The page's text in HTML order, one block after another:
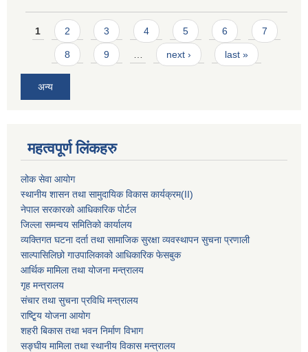
Pages
1 2 3 4 5 6 7
8 9 … next › last »
अन्य
महत्वपूर्ण लिंकहरु
लोक सेवा आयोग
स्थानीय शासन तथा सामुदायिक विकास कार्यक्रम(II)
नेपाल सरकारको आधिकारिक पोर्टल
जिल्ला समन्वय समितिको कार्यालय
व्यक्तिगत घटना दर्ता तथा सामाजिक सुरक्षा व्यवस्थापन सुचना प्रणाली
साल्पासिलिछो गाउपालिकाको आधिकारिक फेसबुक
आर्थिक मामिला तथा योजना मन्त्रालय
गृह मन्त्रालय
संचार तथा सुचना प्रविधि मन्त्रालय
राष्टि्ृय योजना आयोग
शहरी बिकास तथा भवन निर्माण विभाग
सङ्घीय मामिला तथा स्थानीय विकास मन्त्रालय